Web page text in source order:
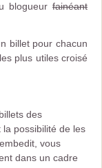
blogueur fainéant
billet pour chacun
plus utiles croisé
des
possibilité de les
vous
dans un cadre